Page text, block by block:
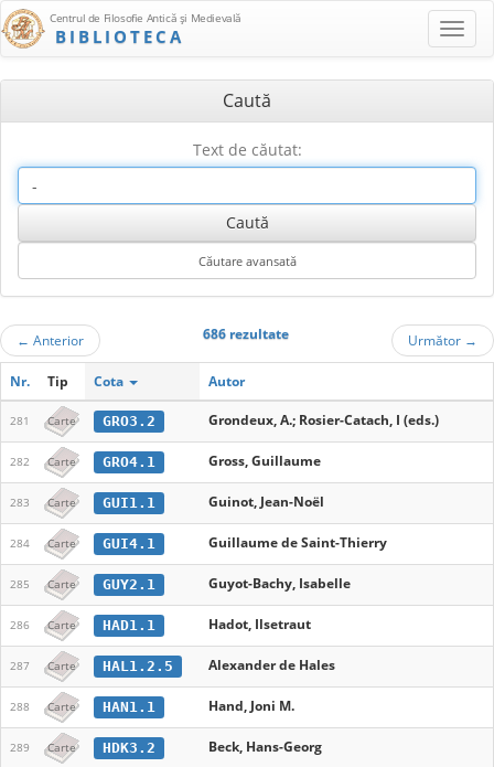
Centrul de Filosofie Antică şi Medievală
BIBLIOTECA
Caută
Text de căutat:
← Anterior 686 rezultate Următor →
Nr. Tip Cota Autor
281 Carte GRO3.2 Grondeux, A.; Rosier-Catach, I (eds.)
282 Carte GRO4.1 Gross, Guillaume
283 Carte GUI1.1 Guinot, Jean-Noël
284 Carte GUI4.1 Guillaume de Saint-Thierry
285 Carte GUY2.1 Guyot-Bachy, Isabelle
286 Carte HAD1.1 Hadot, Ilsetraut
287 Carte HAL1.2.5 Alexander de Hales
288 Carte HAN1.1 Hand, Joni M.
289 Carte HDK3.2 Beck, Hans-Georg